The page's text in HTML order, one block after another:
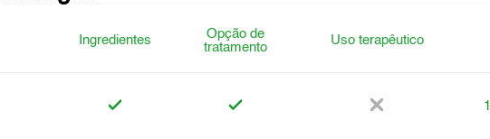
Ingredientes
Opção de
tratamento
Uso terapêutico